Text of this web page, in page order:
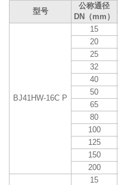
型号
公称通径
DN（mm）
BJ41HW-16C P
15
20
25
32
40
50
65
80
100
125
150
200
15